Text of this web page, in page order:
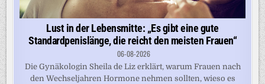
Lust in der Lebensmitte: „Es gibt eine gute
Standardpenislänge, die reicht den meisten Frauen“
06-08-2026
Die Gynäkologin Sheila de Liz erklärt, warum Frauen nach
den Wechseljahren Hormone nehmen sollten, wieso es